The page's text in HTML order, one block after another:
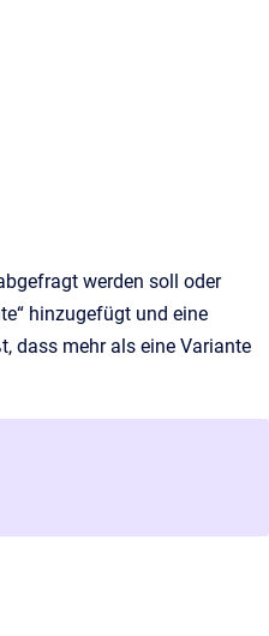
werden soll oder
hinzugefügt und eine
dass mehr als eine Variante